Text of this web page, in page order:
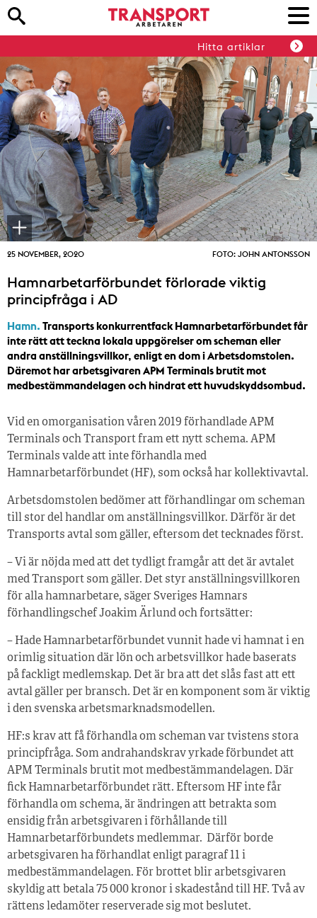
Hitta artiklar
25 NOVEMBER, 2020 FOTO: JOHN ANTONSSON
Hamnarbetarförbundet förlorade viktig
principfråga i AD
Hamn. Transports konkurrentfack Hamnarbetarförbundet får
inte rätt att teckna lokala uppgörelser om scheman eller
andra anställningsvillkor, enligt en dom i Arbetsdomstolen.
Däremot har arbetsgivaren APM Terminals brutit mot
medbestämmandelagen och hindrat ett huvudskyddsombud.
Vid en omorganisation våren 2019 förhandlade APM
Terminals och Transport fram ett nytt schema. APM
Terminals valde att inte förhandla med
Hamnarbetarförbundet (HF), som också har kollektivavtal.
Arbetsdomstolen bedömer att förhandlingar om scheman
till stor del handlar om anställningsvillkor. Därför är det
Transports avtal som gäller, eftersom det tecknades först.
– Vi är nöjda med att det tydligt framgår att det är avtalet
med Transport som gäller. Det styr anställningsvillkoren
för alla hamnarbetare, säger Sveriges Hamnars
förhandlingschef Joakim Ärlund och fortsätter:
– Hade Hamnarbetarförbundet vunnit hade vi hamnat i en
orimlig situation där lön och arbetsvillkor hade baserats
på fackligt medlemskap. Det är bra att det slås fast att ett
avtal gäller per bransch. Det är en komponent som är viktig
i den svenska arbetsmarknadsmodellen.
HF:s krav att få förhandla om scheman var tvistens stora
principfråga. Som andrahandskrav yrkade förbundet att
APM Terminals brutit mot medbestämmandelagen. Där
fick Hamnarbetarförbundet rätt. Eftersom HF inte får
förhandla om schema, är ändringen att betrakta som
ensidig från arbetsgivaren i förhållande till
Hamnarbetarförbundets medlemmar. Därför borde
arbetsgivaren ha förhandlat enligt paragraf 11 i
medbestämmandelagen. För brottet blir arbetsgivaren
skyldig att betala 75 000 kronor i skadestånd till HF. Två av
rättens ledamöter reserverade sig mot beslutet.